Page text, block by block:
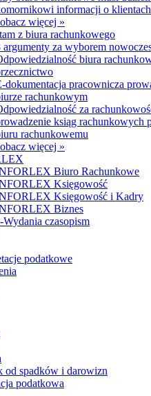
informacji o
więcej »
z biura rachunkowego
argumenty za wyborem
biura
dokumentacja pracownicza
rachunkowym
za
ksiąg rachunkowych
rachunkowemu
więcej »
Biuro Rachunkowe
Księgowość
Księgowość i Kadry
Biznes
Wydania czasopism
podatkowe
od spadków i darowizn
podatkowa